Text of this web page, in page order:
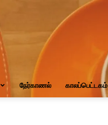
நேர்காணல் காலப்பெட்டகம்